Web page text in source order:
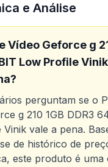
e Análise
Vídeo Geforce g
Low Profile Vinik
perguntam se o
g 210 1GB DDR3
Vinik vale a pena.
de histórico de
este produto é uma